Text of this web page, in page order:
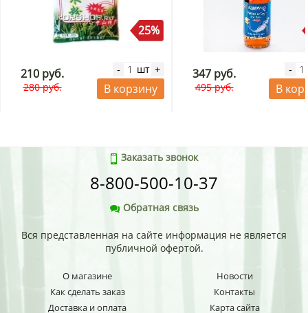
25%
210 руб.
280 руб.
- шт +
В корзину
347 руб.
495 руб.
-
В
Заказать звонок
8-800-500-10-37
Обратная связь
Вся представленная на сайте информация не является
публичной офертой.
О магазине
Как сделать заказ
Доставка и оплата
Новости
Контакты
Карта сайта